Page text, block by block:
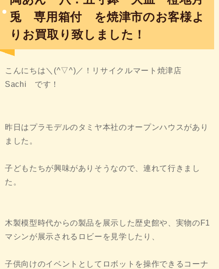
兎 専用箱付 を焼津市のお客様よ
りお買取り致しました！
こんにちは＼(^▽^)／！リサイクルマート焼津店
Sachi です！
昨日はプラモデルのタミヤ本社のオープンハウスがあり
ました。
子どもたちが興味がありそうなので、連れて行きまし
た。
木製模型時代からの製品を展示した歴史館や、実物のF1
マシンが展示されるロビーを見学したり、
子供向けのイベントとしてロボットを操作できるコーナ